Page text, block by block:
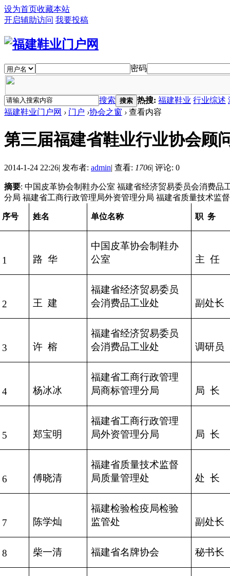
设为首页收藏本站
开启辅助访问 我要投稿
密码
搜索 搜索 热搜: 福建鞋业 行业综述
福建鞋业门户网 › 门户 ›协会之窗 › 查看内容
第三届福建省鞋业行业协会顾
2014-1-24 22:26| 发布者: admin| 查看: 1706| 评论: 0
摘要: 中国皮革协会制鞋办公室 福建省经济贸易委员会消费
分局 福建省工商行政管理局外资管理分局 福建省质量技术监
序号 姓名 单位名称 职 务
1 路 华
中国皮革协会制鞋办
公室
主 任
2 王 建
福建省经济贸易委员
会消费品工业处
副处长
3 许 榕
福建省经济贸易委员
会消费品工业处
调研员
4 杨冰冰
福建省工商行政管理
局商标管理分局
局 长
5 郑宝明
福建省工商行政管理
局外资管理分局
局 长
6 傅晓清
福建省质量技术监督
局质量管理处
处 长
7 陈学灿
福建检验检疫局检验
监管处
副处长
8 柴一清 福建省名牌协会 秘书长